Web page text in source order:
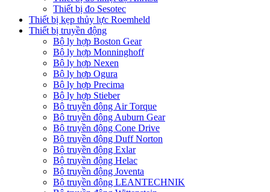
Thiết bị đo Sesotec
Thiết bị kẹp thủy lực Roemheld
Thiết bị truyền động
Bộ ly hợp Boston Gear
Bộ ly hợp Monninghoff
Bộ ly hợp Nexen
Bộ ly hợp Ogura
Bộ ly hợp Precima
Bộ ly hợp Stieber
Bộ truyền động Air Torque
Bộ truyền động Auburn Gear
Bộ truyền động Cone Drive
Bộ truyền động Duff Norton
Bộ truyền động Exlar
Bộ truyền động Helac
Bộ truyền động Joventa
Bộ truyền động LEANTECHNIK